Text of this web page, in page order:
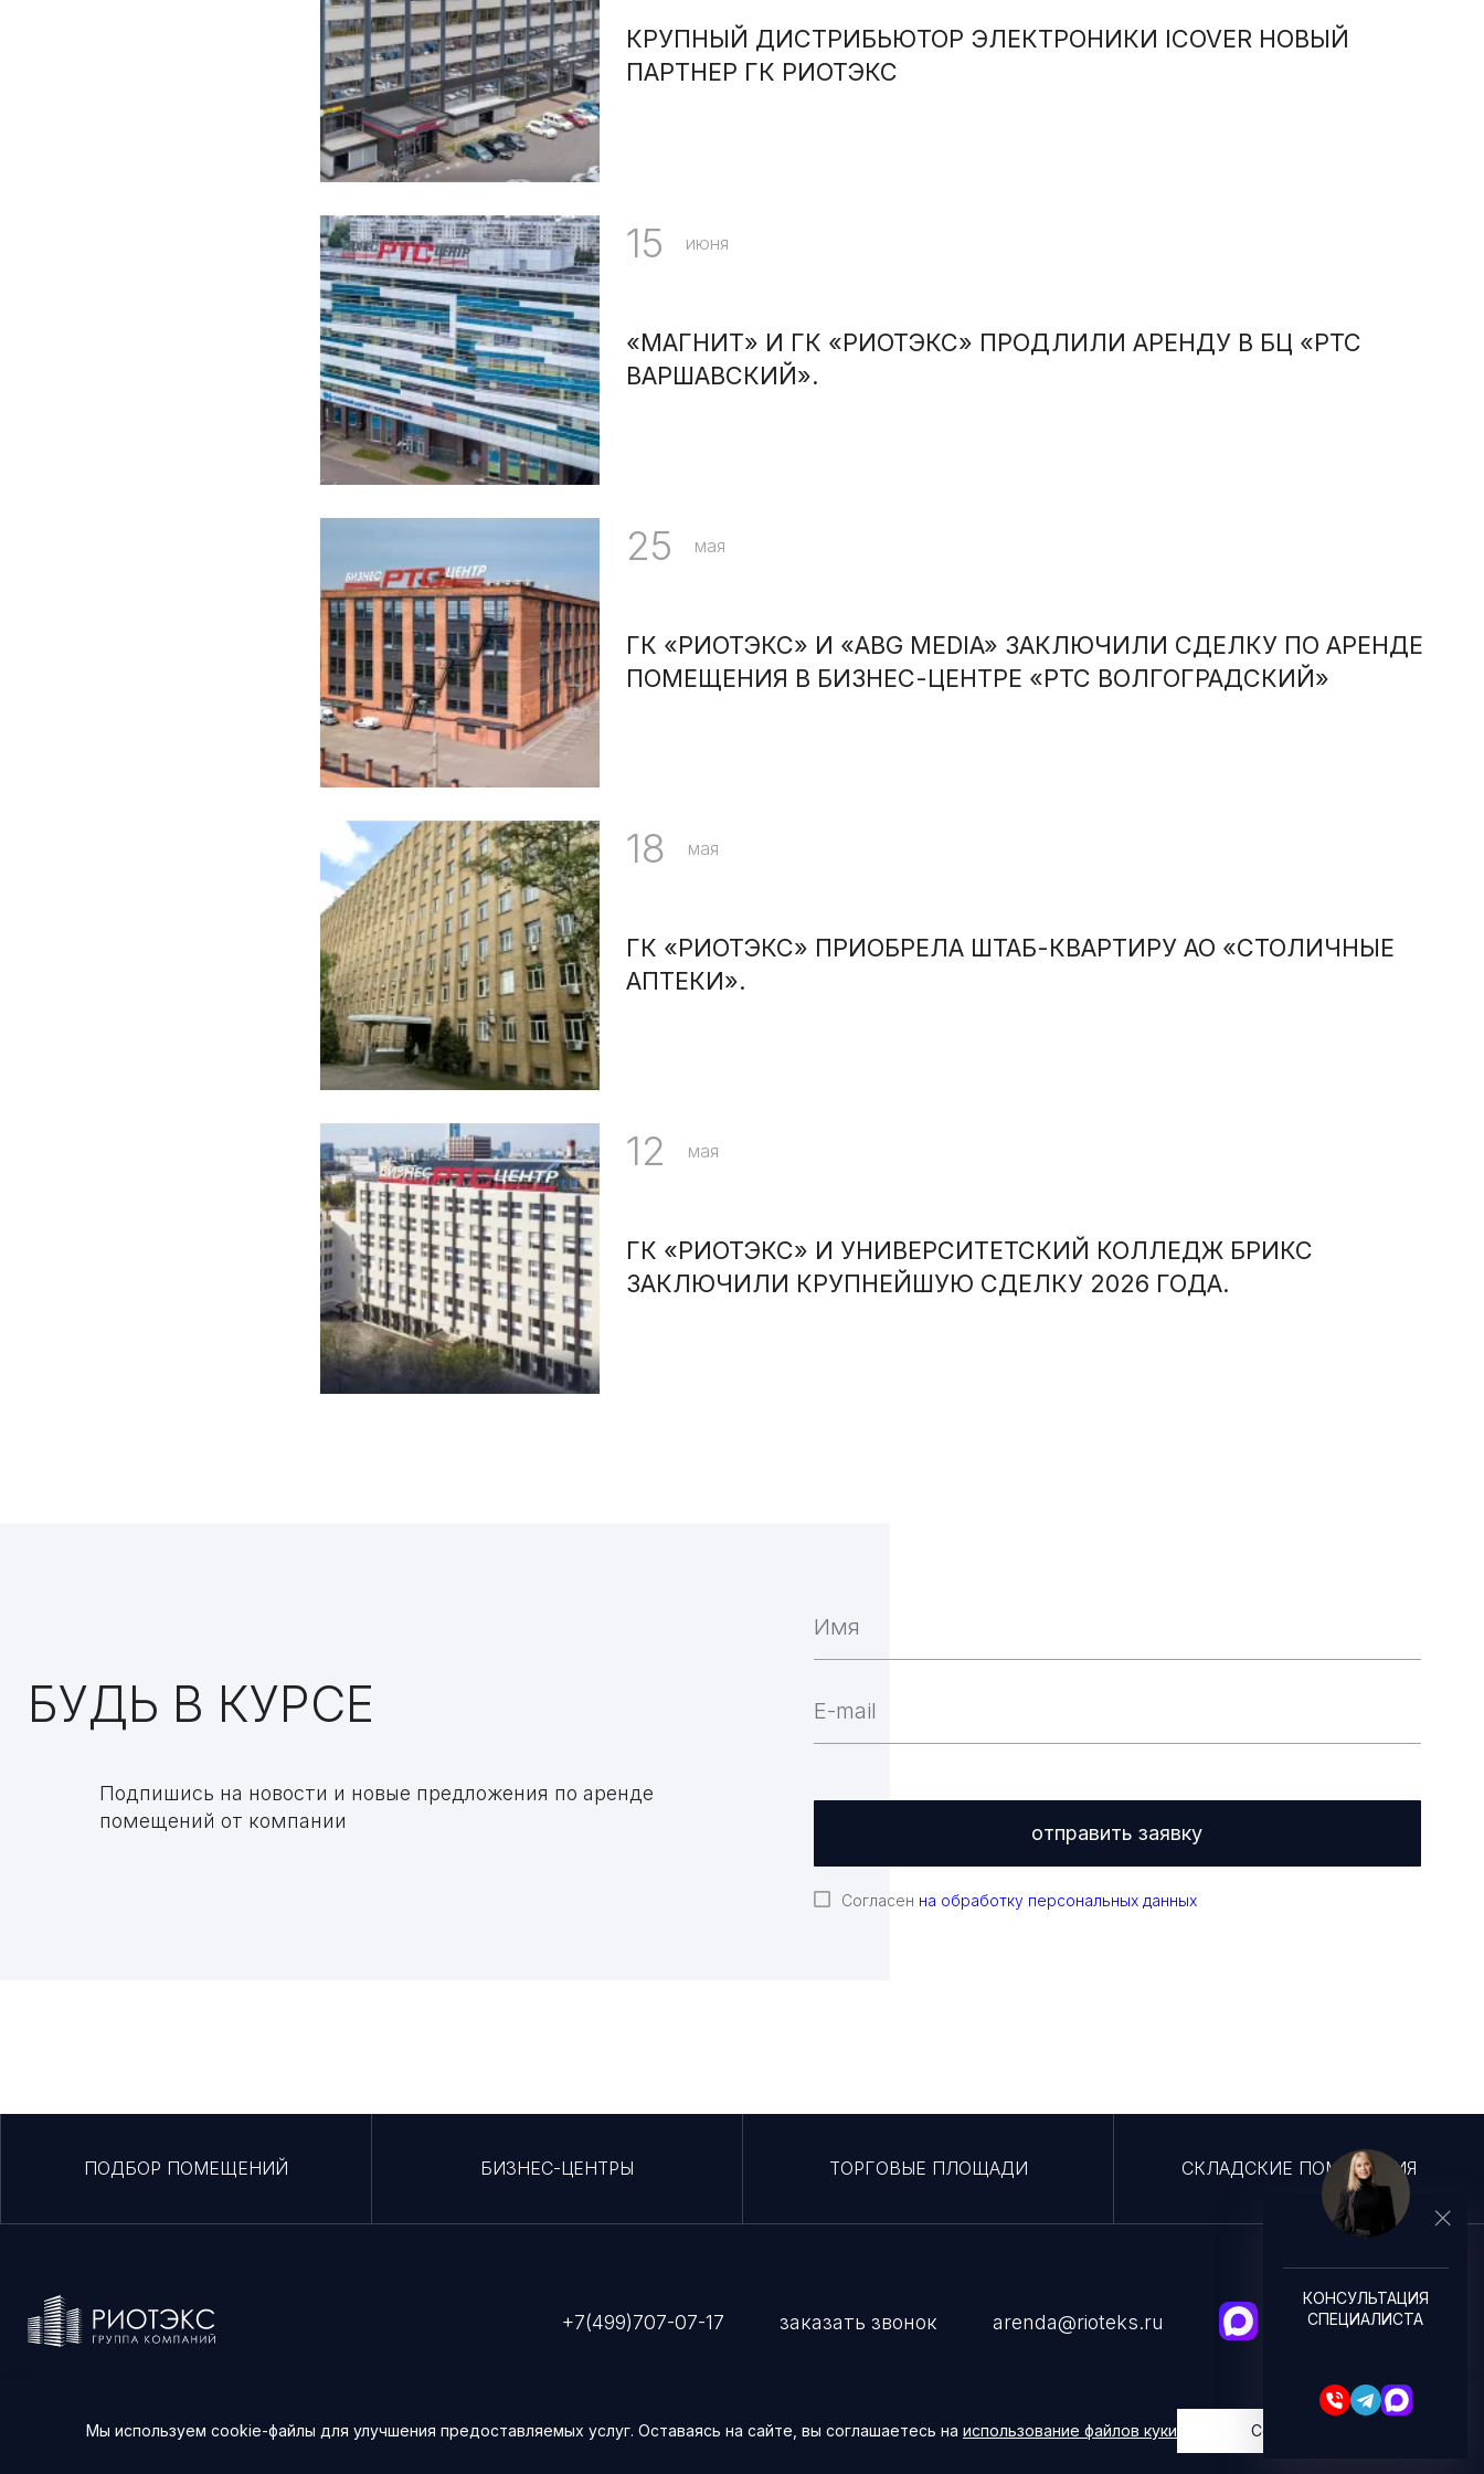
КРУПНЫЙ ДИСТРИБЬЮТОР ЭЛЕКТРОНИКИ ICOVER НОВЫЙ
ПАРТНЕР ГК РИОТЭКС
15 июня
«МАГНИТ» И ГК «РИОТЭКС» ПРОДЛИЛИ АРЕНДУ В БЦ «РТС
ВАРШАВСКИЙ».
25 мая
ГК «РИОТЭКС» И «ABG MEDIA» ЗАКЛЮЧИЛИ СДЕЛКУ ПО АРЕНДЕ
ПОМЕЩЕНИЯ В БИЗНЕС-ЦЕНТРЕ «РТС ВОЛГОГРАДСКИЙ»
18 мая
ГК «РИОТЭКС» ПРИОБРЕЛА ШТАБ-КВАРТИРУ АО «СТОЛИЧНЫЕ
АПТЕКИ».
12 мая
ГК «РИОТЭКС» И УНИВЕРСИТЕТСКИЙ КОЛЛЕДЖ БРИКС
ЗАКЛЮЧИЛИ КРУПНЕЙШУЮ СДЕЛКУ 2026 ГОДА.
БУДЬ В КУРСЕ
Подпишись на новости и новые предложения по аренде
помещений от компании
отправить заявку
Согласен на обработку персональных данных
ПОДБОР ПОМЕЩЕНИЙ БИЗНЕС-ЦЕНТРЫ ТОРГОВЫЕ ПЛОЩАДИ СКЛАДСКИЕ ПОМЕЩЕНИЯ
+7(499)707-07-17 заказать звонок arenda@rioteks.ru
г. Москва, ул. Средняя Калитниковская, д. 26/27, стр.1 2026 © Риотэкс Политика конфиденциальности
КОНСУЛЬТАЦИЯ
СПЕЦИАЛИСТА
Мы используем cookie-файлы для улучшения предоставляемых услуг. Оставаясь на сайте, вы соглашаетесь на использование файлов куки Согласен